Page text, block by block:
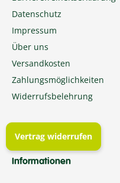
Datenschutz
Impressum
Über uns
Versandkosten
Zahlungsmöglichkeiten
Widerrufsbelehrung
Vertrag widerrufen
Informationen